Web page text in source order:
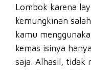
Lombok karena
kemungkinan
kamu
kemas isinya
saja. Alhasil, tidak